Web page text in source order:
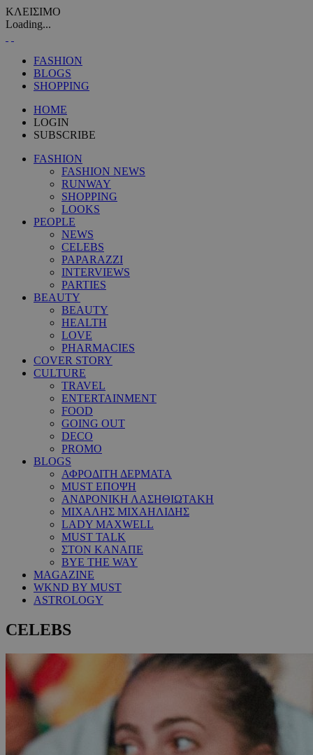
ΚΛΕΙΣΙΜΟ
Loading...
FASHION
BLOGS
SHOPPING
HOME
LOGIN
SUBSCRIBE
FASHION
FASHION NEWS
RUNWAY
SHOPPING
LOOKS
PEOPLE
NEWS
CELEBS
PAPARAZZI
INTERVIEWS
PARTIES
BEAUTY
BEAUTY
HEALTH
LOVE
PHARMACIES
COVER STORY
CULTURE
TRAVEL
ENTERTAINMENT
FOOD
GOING OUT
DECO
PROMO
BLOGS
ΑΦΡΟΔΙΤΗ ΔΕΡΜΑΤΑ
MUST ΕΠΟΨΗ
ΑΝΔΡΟΝΙΚΗ ΛΑΣΗΘΙΩΤΑΚΗ
ΜΙΧΑΛΗΣ ΜΙΧΑΗΛΙΔΗΣ
LADY MAXWELL
MUST TALK
ΣΤΟΝ ΚΑΝΑΠΕ
BYE THE WAY
MAGAZINE
WKND BY MUST
ASTROLOGY
CELEBS